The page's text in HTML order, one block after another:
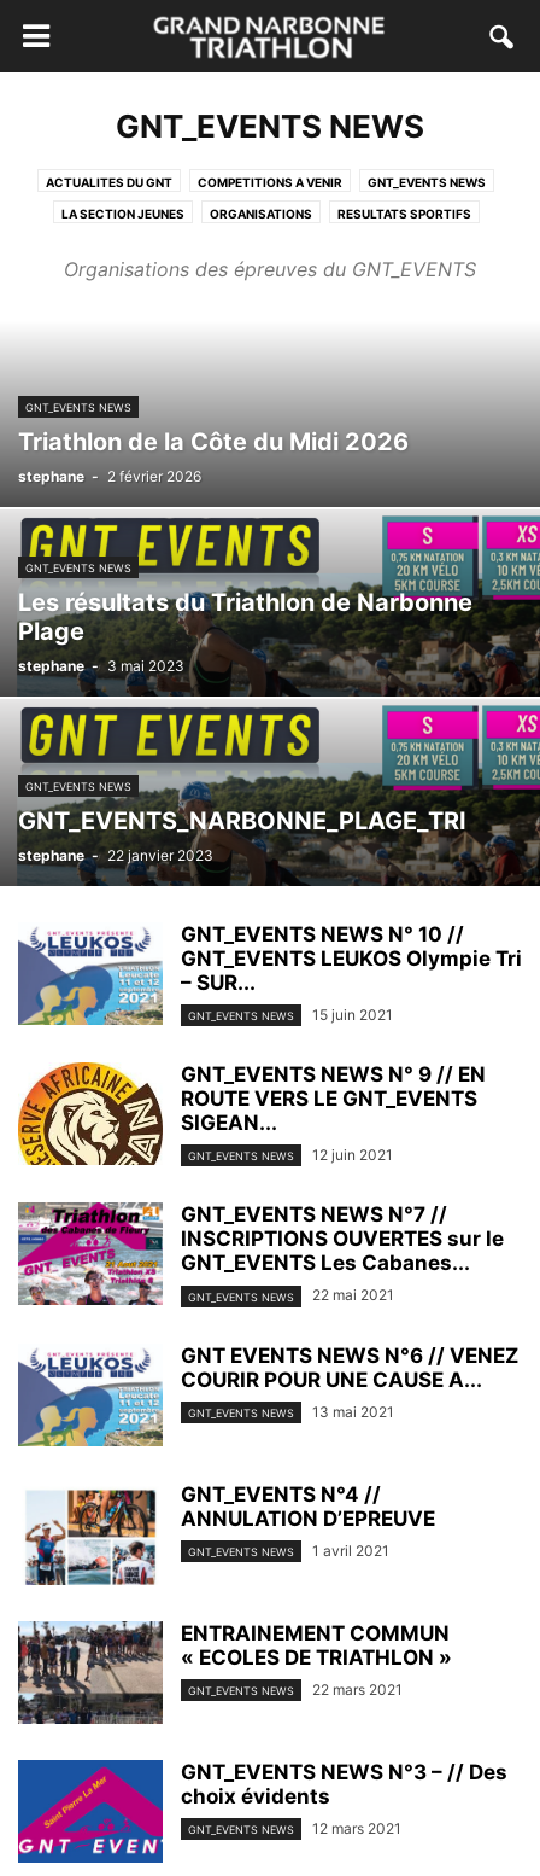
GNT_EVENTS NEWS
ACTUALITES DU GNT COMPETITIONS A VENIR GNT_EVENTS NEWS
LA SECTION JEUNES ORGANISATIONS RESULTATS SPORTIFS
Organisations des épreuves du GNT_EVENTS
GNT_EVENTS NEWS
Triathlon de la Côte du Midi 2026
stephane - 2 février 2026
GNT_EVENTS NEWS
Les résultats du Triathlon de Narbonne
Plage
stephane - 3 mai 2023
GNT_EVENTS NEWS
GNT_EVENTS_NARBONNE_PLAGE_TRI
stephane - 22 janvier 2023
GNT_EVENTS NEWS N° 10 //
GNT_EVENTS LEUKOS Olympie Tri
– SUR...
GNT_EVENTS NEWS 15 juin 2021
GNT_EVENTS NEWS N° 9 // EN
ROUTE VERS LE GNT_EVENTS
SIGEAN...
GNT_EVENTS NEWS 12 juin 2021
GNT_EVENTS NEWS N°7 //
INSCRIPTIONS OUVERTES sur le
GNT_EVENTS Les Cabanes...
GNT_EVENTS NEWS 22 mai 2021
GNT EVENTS NEWS N°6 // VENEZ
COURIR POUR UNE CAUSE A...
GNT_EVENTS NEWS 13 mai 2021
GNT_EVENTS N°4 //
ANNULATION D’EPREUVE
GNT_EVENTS NEWS 1 avril 2021
ENTRAINEMENT COMMUN
« ECOLES DE TRIATHLON »
GNT_EVENTS NEWS 22 mars 2021
GNT_EVENTS NEWS N°3 – // Des
choix évidents
GNT_EVENTS NEWS 12 mars 2021